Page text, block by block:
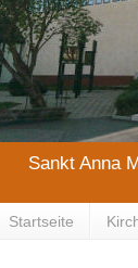
Sankt Anna
Startseite